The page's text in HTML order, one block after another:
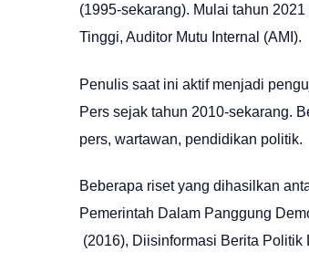
(1995-sekarang). Mulai tahun
Tinggi, Auditor Mutu Internal (AMI).
Penulis saat ini aktif menjadi
Pers sejak tahun 2010-sekarang.
pers, wartawan, pendidikan politik.
Beberapa riset yang dihasilkan
Pemerintah Dalam Panggung
(2016), Diisinformasi Berita